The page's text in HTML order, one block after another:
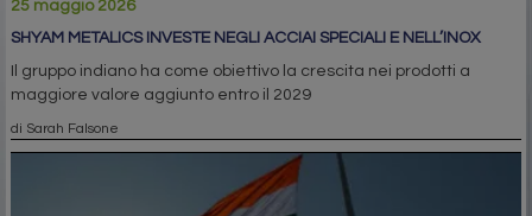
25 maggio 2026
SHYAM METALICS INVESTE NEGLI ACCIAI SPECIALI E NELL’INOX
Il gruppo indiano ha come obiettivo la crescita nei prodotti a
maggiore valore aggiunto entro il 2029
di Sarah Falsone